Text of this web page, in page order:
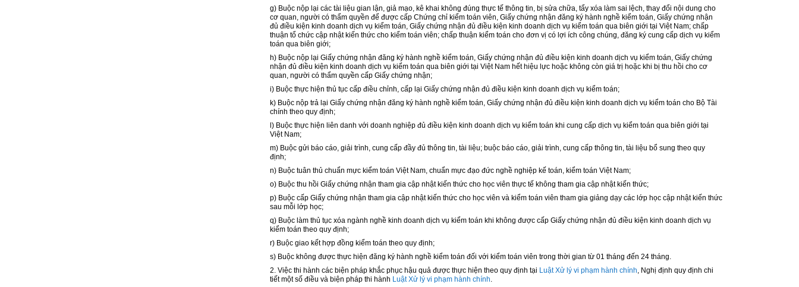
g) Buộc nộp lại các tài liệu gian lận, giả mạo, kê khai không đúng thực tế thông tin, bị sửa chữa, tẩy xóa làm sai lệch, thay đổi nội dung cho
cơ quan, người có thẩm quyền để được cấp Chứng chỉ kiểm toán viên, Giấy chứng nhận đăng ký hành nghề kiểm toán, Giấy chứng nhận
đủ điều kiện kinh doanh dịch vụ kiểm toán, Giấy chứng nhận đủ điều kiện kinh doanh dịch vụ kiểm toán qua biên giới tại Việt Nam; chấp
thuận tổ chức cập nhật kiến thức cho kiểm toán viên; chấp thuận kiểm toán cho đơn vị có lợi ích công chúng, đăng ký cung cấp dịch vụ kiểm
toán qua biên giới;
h) Buộc nộp lại Giấy chứng nhận đăng ký hành nghề kiểm toán, Giấy chứng nhận đủ điều kiện kinh doanh dịch vụ kiểm toán, Giấy chứng
nhận đủ điều kiện kinh doanh dịch vụ kiểm toán qua biên giới tại Việt Nam hết hiệu lực hoặc không còn giá trị hoặc khi bị thu hồi cho cơ
quan, người có thẩm quyền cấp Giấy chứng nhận;
i) Buộc thực hiện thủ tục cấp điều chỉnh, cấp lại Giấy chứng nhận đủ điều kiện kinh doanh dịch vụ kiểm toán;
k) Buộc nộp trả lại Giấy chứng nhận đăng ký hành nghề kiểm toán, Giấy chứng nhận đủ điều kiện kinh doanh dịch vụ kiểm toán cho Bộ Tài
chính theo quy định;
l) Buộc thực hiện liên danh với doanh nghiệp đủ điều kiện kinh doanh dịch vụ kiểm toán khi cung cấp dịch vụ kiểm toán qua biên giới tại
Việt Nam;
m) Buộc gửi báo cáo, giải trình, cung cấp đầy đủ thông tin, tài liệu; buộc báo cáo, giải trình, cung cấp thông tin, tài liệu bổ sung theo quy
định;
n) Buộc tuân thủ chuẩn mực kiểm toán Việt Nam, chuẩn mực đạo đức nghề nghiệp kế toán, kiểm toán Việt Nam;
o) Buộc thu hồi Giấy chứng nhận tham gia cập nhật kiến thức cho học viên thực tế không tham gia cập nhật kiến thức;
p) Buộc cấp Giấy chứng nhận tham gia cập nhật kiến thức cho học viên và kiểm toán viên tham gia giảng dạy các lớp học cập nhật kiến thức
sau mỗi lớp học;
q) Buộc làm thủ tục xóa ngành nghề kinh doanh dịch vụ kiểm toán khi không được cấp Giấy chứng nhận đủ điều kiện kinh doanh dịch vụ
kiểm toán theo quy định;
r) Buộc giao kết hợp đồng kiểm toán theo quy định;
s) Buộc không được thực hiện đăng ký hành nghề kiểm toán đối với kiểm toán viên trong thời gian từ 01 tháng đến 24 tháng.
2. Việc thi hành các biện pháp khắc phục hậu quả được thực hiện theo quy định tại Luật Xử lý vi phạm hành chính, Nghị định quy định chi
tiết một số điều và biện pháp thi hành Luật Xử lý vi phạm hành chính.